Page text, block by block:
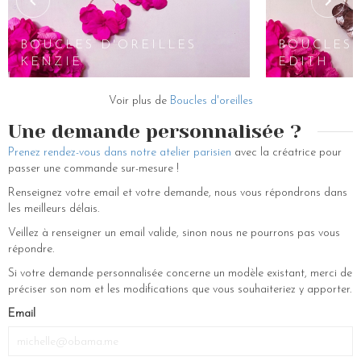
BOUCLES D'OREILLES
KENZIE
BOUCLES
EDITH
Voir plus de Boucles d'oreilles
Une demande personnalisée ?
Prenez rendez-vous dans notre atelier parisien avec la créatrice pour
passer une commande sur-mesure !
Renseignez votre email et votre demande, nous vous répondrons dans
les meilleurs délais.
Veillez à renseigner un email valide, sinon nous ne pourrons pas vous
répondre.
Si votre demande personnalisée concerne un modèle existant, merci de
préciser son nom et les modifications que vous souhaiteriez y apporter.
If
are
Email